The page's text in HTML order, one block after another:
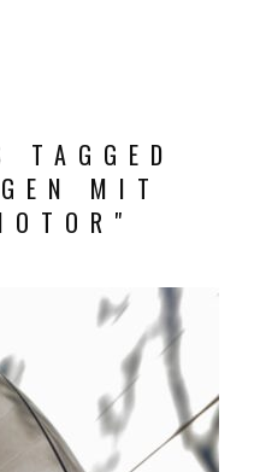
TAGGED
MIT